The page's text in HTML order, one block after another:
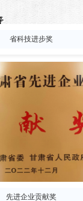
省科技进步奖
先进企业贡献奖